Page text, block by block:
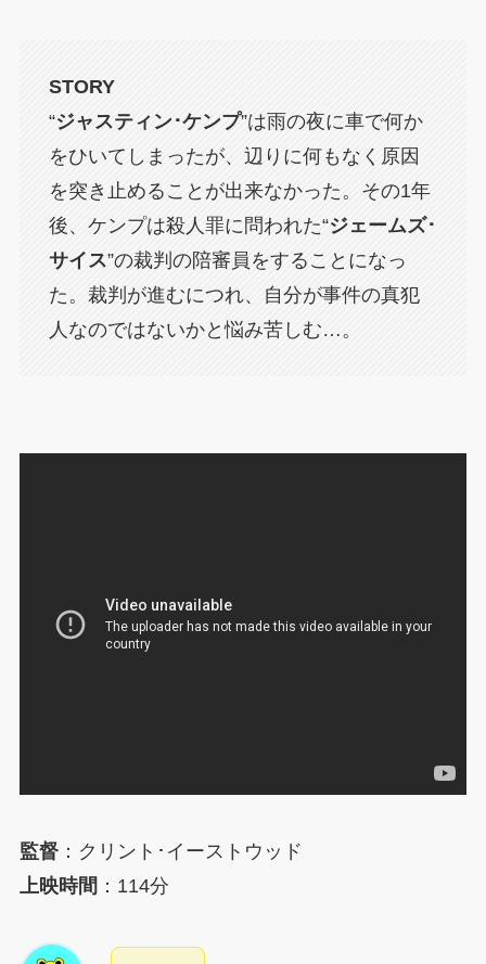
STORY
“ジャスティン･ケンプ”は雨の夜に車で何か
をひいてしまったが、辺りに何もなく原因
を突き止めることが出来なかった。その1年
後、ケンプは殺人罪に問われた“ジェームズ･
サイス”の裁判の陪審員をすることになっ
た。裁判が進むにつれ、自分が事件の真犯
人なのではないかと悩み苦しむ…。
監督：クリント･イーストウッド
上映時間 ：114分